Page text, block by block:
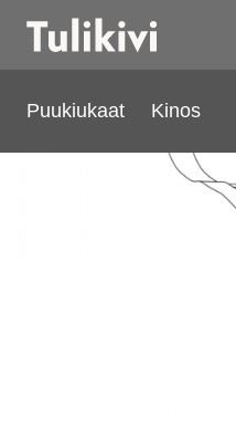
Puukiukaat Kinos